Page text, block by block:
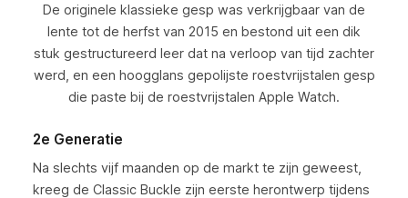
De originele klassieke gesp was verkrijgbaar van de
lente tot de herfst van 2015 en bestond uit een dik
stuk gestructureerd leer dat na verloop van tijd zachter
werd, en een hoogglans gepolijste roestvrijstalen gesp
die paste bij de roestvrijstalen Apple Watch.
2e Generatie
Na slechts vijf maanden op de markt te zijn geweest,
kreeg de Classic Buckle zijn eerste herontwerp tijdens